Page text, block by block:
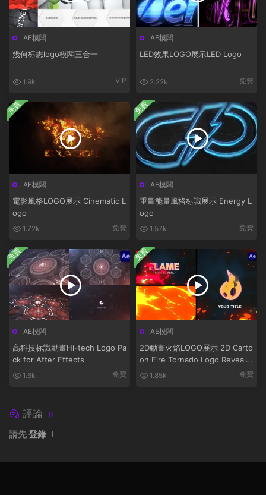
AE模闆
幾何标志logo模闆三合一
1.9k VIP
AE模闆
LED效果LOGO展示LED Logo
2.22k 免費
AE模闆
電影風格LOGO展示 Cinematic L
ogo
1.72k 免費
免費
AE模闆
重量能量風格标識展示 Energy L
ogo
1.57k 免費
免費
AE模闆
高科技标識動畫Hi-tech Logo Pa
ck for After Effects
1.6k 免費
免費
AE模闆
2D動畫火焰LOGO展示 2D Carto
on Fire Tornado Logo Reveals
[After Effects]
1.85k 免費
免費
評論 0
請先登錄 ！